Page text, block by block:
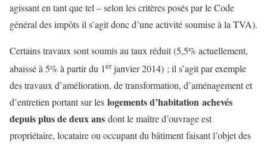
agissant en tant que tel – selon les critères posés par le Code
général des impôts il s’agit donc d’une activité soumise à la TVA).
Certains travaux sont soumis au taux réduit (5,5% actuellement,
abaissé à 5% à partir du 1erjanvier 2014) ; il s’agit par exemple
des travaux d’amélioration, de transformation, d’aménagement et
d’entretien portant sur les logements d’habitation achevés
depuis plus de deux ans dont le maître d’ouvrage est
propriétaire, locataire ou occupant du bâtiment faisant l’objet des